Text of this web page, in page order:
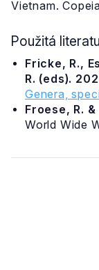
Vietnam.
Použitá
Fricke, R.,
R. (eds).
Genera,
Froese, R.
World Wide